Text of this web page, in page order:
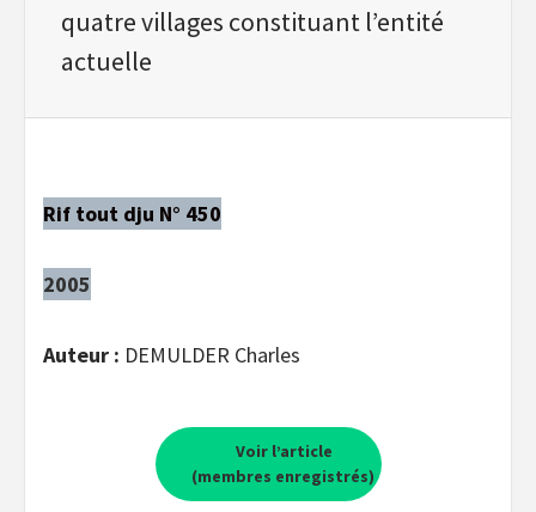
quatre villages constituant l’entité
actuelle
Rif tout dju N° 450
2005
Auteur : DEMULDER Charles
Voir l’article
(membres enregistrés)